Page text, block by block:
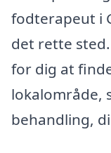
fodterapeut i
det rette
for dig at
lokalområde,
behandling,